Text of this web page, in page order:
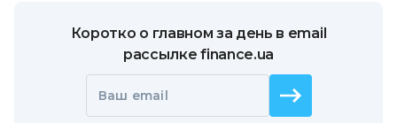
Коротко о главном за день в email
рассылке finance.ua
Ваш email